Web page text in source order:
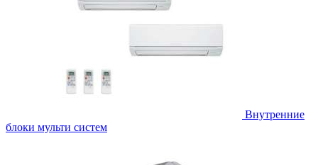
Внутренние
блоки мульти систем